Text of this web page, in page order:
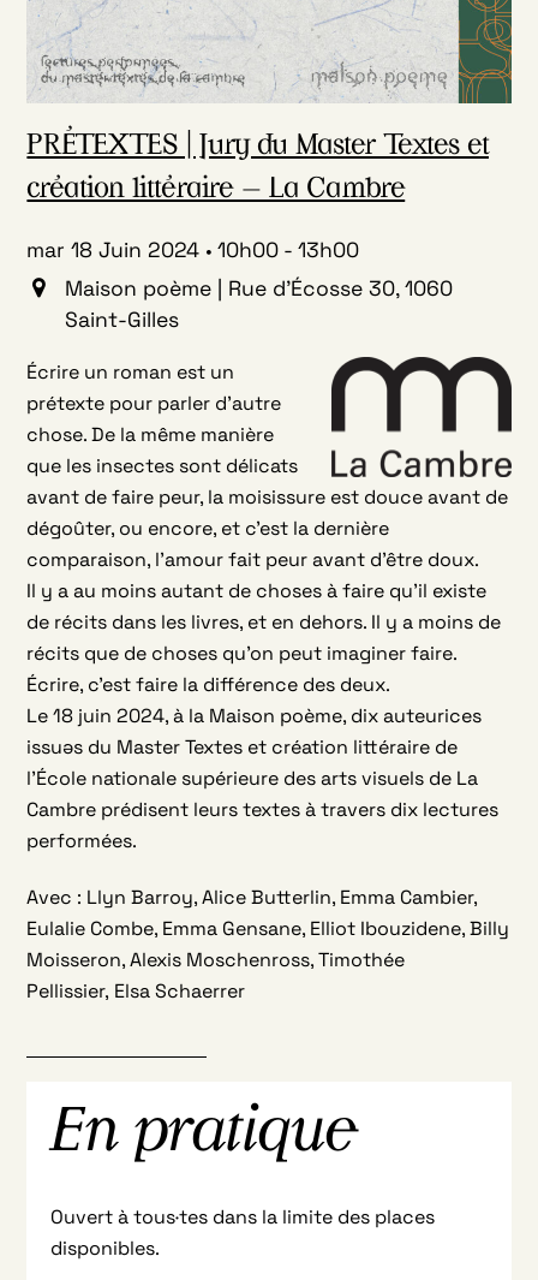
PRÉTEXTES | Jury du Master Textes et
création littéraire – La Cambre
mar 18 Juin 2024 10h00 -13h00
Maison poème | Rue d'Écosse 30, 1060
Saint-Gilles
Écrire un roman est un
prétexte pour parler d’autre
chose. De la même manière
que les insectes sont délicats
avant de faire peur, la moisissure est douce avant de
dégoûter, ou encore, et c’est la dernière
comparaison, l’amour fait peur avant d’être doux.
Il y a au moins autant de choses à faire qu’il existe
de récits dans les livres, et en dehors. Il y a moins de
récits que de choses qu’on peut imaginer faire.
Écrire, c’est faire la différence des deux.
Le 18 juin 2024, à la Maison poème, dix auteurices
issuəs du Master Textes et création littéraire de
l’École nationale supérieure des arts visuels de La
Cambre prédisent leurs textes à travers dix lectures
performées.
Avec : Llyn Barroy, Alice Butterlin, Emma Cambier,
Eulalie Combe, Emma Gensane, Elliot Ibouzidene, Billy
Moisseron, Alexis Moschenross, Timothée
Pellissier, Elsa Schaerrer
En pratique
Ouvert à tous·tes dans la limite des places
disponibles.